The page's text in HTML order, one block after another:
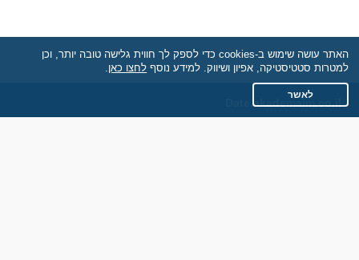
Date.akademaim.co.il
האתר עושה שימוש ב-cookies כדי לספק לך חווית גלישה טובה יותר, וכן
למטרות סטטיסטיקה, אפיון ושיווק. למידע נוסף לחצו כאן.
לאשר